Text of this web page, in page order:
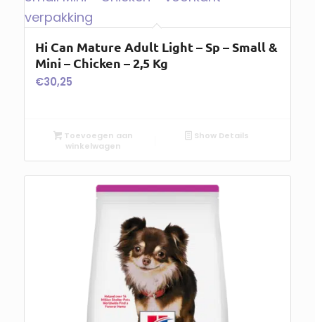
Hi Can Mature Adult Light – Sp – Small &
Mini – Chicken – 2,5 Kg
€30,25
Toevoegen aan
winkelwagen
Show Details